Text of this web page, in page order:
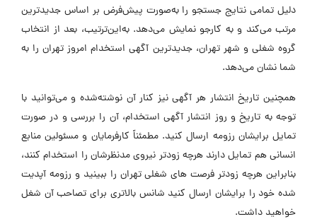
دلیل تمامی نتایج جستجو را به‌صورت پیش‌فرض بر اساس جدیدترین
مرتب می‌کند و به کارجو نمایش می‌دهد. به‌این‌ترتیب، بعد از انتخاب
گروه شغلی و شهر تهران، جدیدترین آگهی استخدام امروز تهران را به
شما نشان می‌دهد.
همچنین تاریخ انتشار هر آگهی نیز کنار آن نوشته‌شده و می‌توانید با
توجه به تاریخ و روز انتشار آگهی استخدام، آن را بررسی و در صورت
تمایل برایشان رزومه ارسال کنید. مطمئناً کارفرمایان و مسئولین منابع
انسانی هم تمایل دارند هرچه زودتر نیروی مدنظرشان را استخدام کنند،
بنابراین هرچه زودتر فرصت های شغلی تهران را ببینید و رزومه آپدیت
شده خود را برایشان ارسال کنید شانس بالاتری برای تصاحب آن شغل
خواهید داشت.